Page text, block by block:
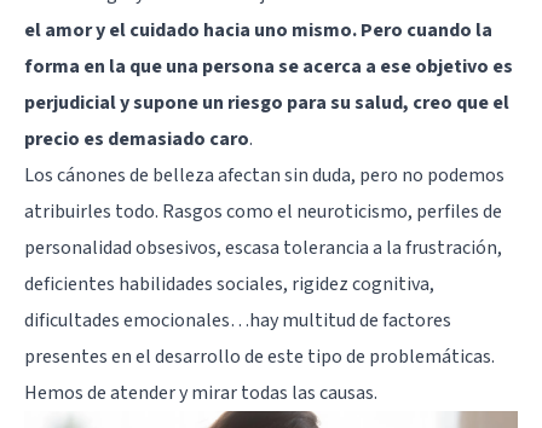
el amor y el cuidado hacia uno mismo. Pero cuando la
forma en la que una persona se acerca a ese objetivo es
perjudicial y supone un riesgo para su salud, creo que el
precio es demasiado caro.
Los cánones de belleza afectan sin duda, pero no podemos
atribuirles todo. Rasgos como el neuroticismo, perfiles de
personalidad obsesivos, escasa tolerancia a la frustración,
deficientes habilidades sociales, rigidez cognitiva,
dificultades emocionales…hay multitud de factores
presentes en el desarrollo de este tipo de problemáticas.
Hemos de atender y mirar todas las causas.